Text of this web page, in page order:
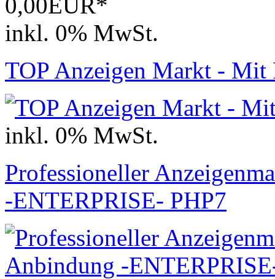
0,00EUR*
inkl. 0% MwSt.
TOP Anzeigen Markt - Mit
inkl. 0% MwSt.
Professioneller
-ENTERPRISE- PHP7